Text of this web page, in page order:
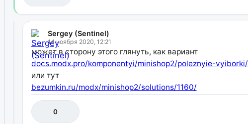
Sergey (Sentinel)
14 ноября 2020, 12:21
может в сторону этого глянуть, как вариант
docs.modx.pro/komponentyi/minishop2/poleznyie-
или тут
bezumkin.ru/modx/minishop2/solutions/1160/
0